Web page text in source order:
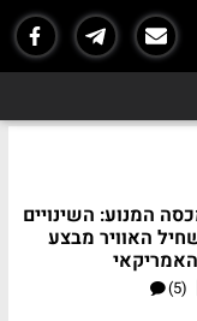
המנוע: השינויים
האוויר מבצע
(5)